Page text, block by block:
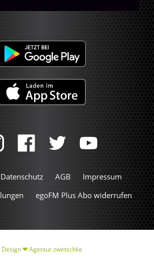
Datenschutz AGB
Impressum
egoFM Plus Abo widerrufen
Design ❤Agentur zwetschke